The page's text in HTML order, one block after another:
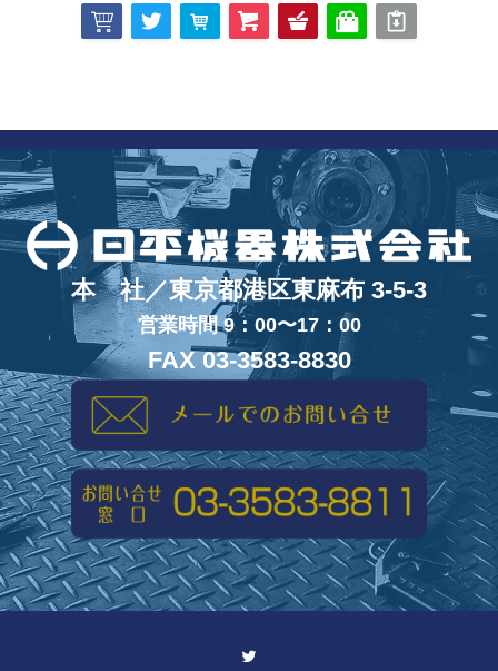
本 社／東京都港区東麻布 3-5-3
営業時間 9：00〜17：00
FAX 03-3583-8830